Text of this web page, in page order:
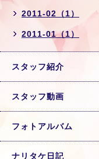
2011-02（1）
2011-01（1）
スタッフ紹介
スタッフ動画
フォトアルバム
ナリタケ日記